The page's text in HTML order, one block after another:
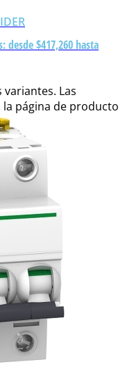
desde $417,260 hasta
Las
página de producto